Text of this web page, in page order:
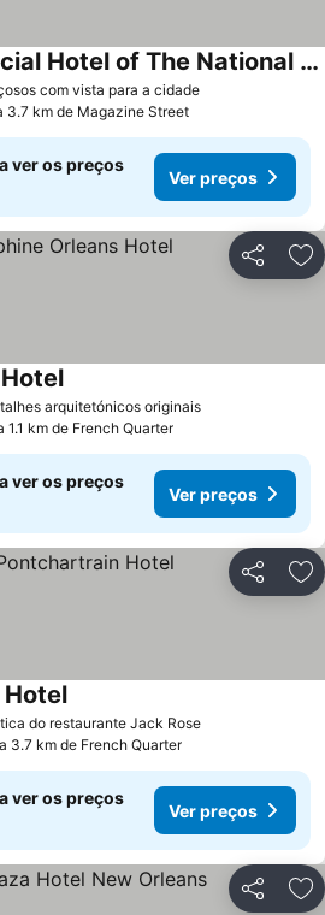
com vista para a cidade
Higgins Hotel, Official Hotel of The National WWII Museum, Curio Collection by Hilton
3.7 km de Magazine Street
ver os preços
Ver preços
Partilhar
arquitetónicos originais
1.1 km de French Quarter
ver os preços
Ver preços
Partilhar
do restaurante Jack Rose
a 3.7 km de French Quarter
ver os preços
Ver preços
Partilhar